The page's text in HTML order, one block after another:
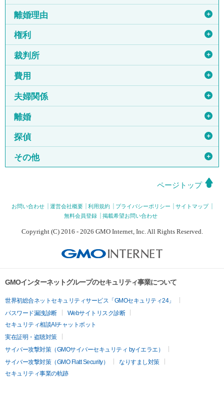
離婚理由 ＋
権利 ＋
裁判所 ＋
費用 ＋
夫婦関係 ＋
離婚 ＋
探偵 ＋
その他 ＋
ページトップ
お問い合わせ 運営会社概要 利用規約 プライバシーポリシー
サイトマップ
無料会員登録
掲載希望お問い合わせ
Copyright (C) 2016 - 2026 GMO Internet, Inc. All Rights Reserved.
GMOインターネットグループのセキュリティ事業について
世界初総合ネットセキュリティサービス「GMOセキュリティ24」
パスワード漏洩診断
Webサイトリスク診断
セキュリティ相談AIチャットボット
実在証明・盗聴対策
サイバー攻撃対策（GMOサイバーセキュリティ byイエラエ）
サイバー攻撃対策（GMO Flatt Security）
なりすまし対策
セキュリティ事業の軌跡